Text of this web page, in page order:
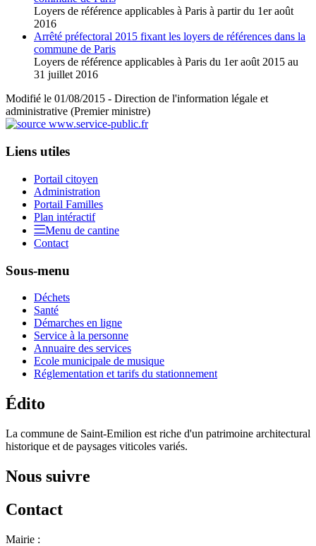
Loyers de référence applicables à Paris à partir du 1er août
2016
Arrêté préfectoral 2015 fixant les loyers de références dans la
commune de Paris
Loyers de référence applicables à Paris du 1er août 2015 au
31 juillet 2016
Modifié le 01/08/2015 - Direction de l'information légale et
administrative (Premier ministre)
Liens utiles
Portail citoyen
Administration
Portail Familles
Plan intéractif
Menu de cantine
Contact
Sous-menu
Déchets
Santé
Démarches en ligne
Service à la personne
Annuaire des services
Ecole municipale de musique
Réglementation et tarifs du stationnement
Édito
La commune de Saint-Emilion est riche d'un patrimoine architectural
historique et de paysages viticoles variés.
Nous suivre
Contact
Mairie :